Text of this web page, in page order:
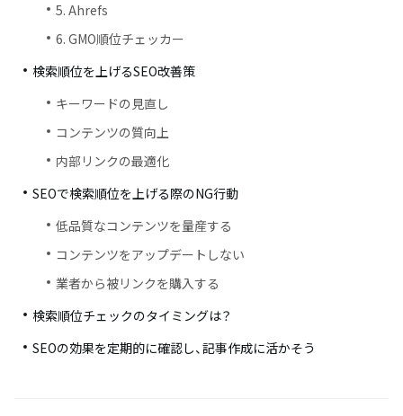
5. Ahrefs
6. GMO順位チェッカー
検索順位を上げるSEO改善策
キーワードの見直し
コンテンツの質向上
内部リンクの最適化
SEOで検索順位を上げる際のNG行動
低品質なコンテンツを量産する
コンテンツをアップデートしない
業者から被リンクを購入する
検索順位チェックのタイミングは？
SEOの効果を定期的に確認し、記事作成に活かそう